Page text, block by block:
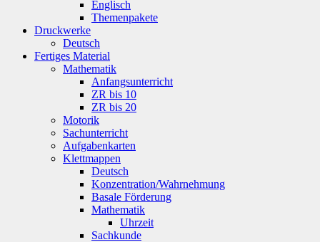
Englisch
Themenpakete
Druckwerke
Deutsch
Fertiges Material
Mathematik
Anfangsunterricht
ZR bis 10
ZR bis 20
Motorik
Sachunterricht
Aufgabenkarten
Klettmappen
Deutsch
Konzentration/Wahrnehmung
Basale Förderung
Mathematik
Uhrzeit
Sachkunde